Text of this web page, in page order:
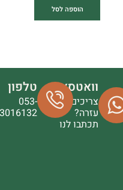
הוספה לסל
וואטסאפ
צריכים
עזרה?
תכתבו לנו
טלפון
053-
3016132